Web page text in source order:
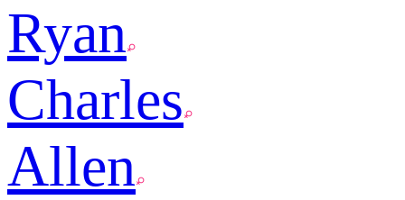
Ryan
Charles
Allen